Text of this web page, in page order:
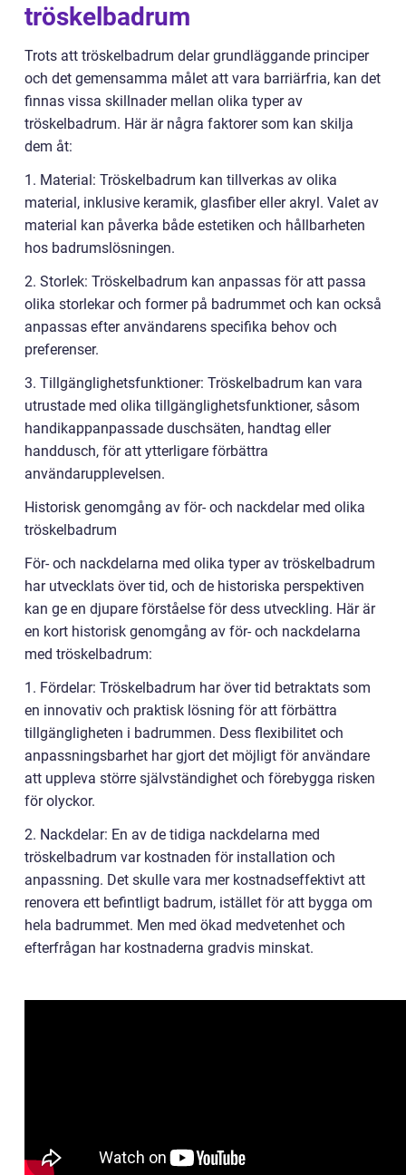
tröskelbadrum
Trots att tröskelbadrum delar grundläggande principer
och det gemensamma målet att vara barriärfria, kan det
finnas vissa skillnader mellan olika typer av
tröskelbadrum. Här är några faktorer som kan skilja
dem åt:
1. Material: Tröskelbadrum kan tillverkas av olika
material, inklusive keramik, glasfiber eller akryl. Valet av
material kan påverka både estetiken och hållbarheten
hos badrumslösningen.
2. Storlek: Tröskelbadrum kan anpassas för att passa
olika storlekar och former på badrummet och kan också
anpassas efter användarens specifika behov och
preferenser.
3. Tillgänglighetsfunktioner: Tröskelbadrum kan vara
utrustade med olika tillgänglighetsfunktioner, såsom
handikappanpassade duschsäten, handtag eller
handdusch, för att ytterligare förbättra
användarupplevelsen.
Historisk genomgång av för- och nackdelar med olika
tröskelbadrum
För- och nackdelarna med olika typer av tröskelbadrum
har utvecklats över tid, och de historiska perspektiven
kan ge en djupare förståelse för dess utveckling. Här är
en kort historisk genomgång av för- och nackdelarna
med tröskelbadrum:
1. Fördelar: Tröskelbadrum har över tid betraktats som
en innovativ och praktisk lösning för att förbättra
tillgängligheten i badrummen. Dess flexibilitet och
anpassningsbarhet har gjort det möjligt för användare
att uppleva större självständighet och förebygga risken
för olyckor.
2. Nackdelar: En av de tidiga nackdelarna med
tröskelbadrum var kostnaden för installation och
anpassning. Det skulle vara mer kostnadseffektivt att
renovera ett befintligt badrum, istället för att bygga om
hela badrummet. Men med ökad medvetenhet och
efterfrågan har kostnaderna gradvis minskat.